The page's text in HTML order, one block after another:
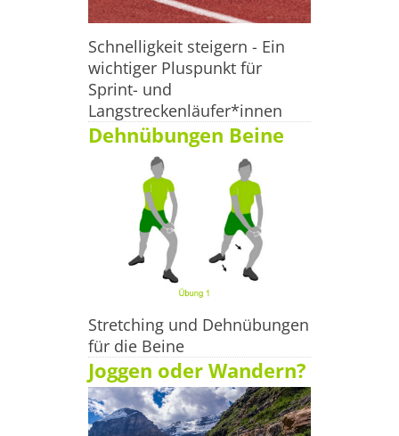
Schnelligkeit steigern - Ein
wichtiger Pluspunkt für
Sprint- und
Langstreckenläufer*innen
Dehnübungen Beine
Stretching und Dehnübungen
für die Beine
Joggen oder Wandern?